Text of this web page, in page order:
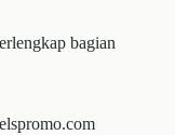
bagian